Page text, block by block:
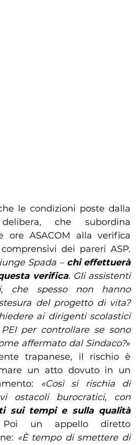
le condizioni poste dalla
che subordina
ore ASACOM alla verifica
dei pareri ASP.
Spada – chi effettuerà
verifica. Gli assistenti
che spesso non hanno
del progetto di vita?
ai dirigenti scolastici
per controllare se sono
affermato dal Sindaco?»
trapanese, il rischio è
un atto dovuto in un
«Così si rischia di
ostacoli burocratici, con
sui tempi e sulla qualità
un appello diretto
«È tempo di smettere di